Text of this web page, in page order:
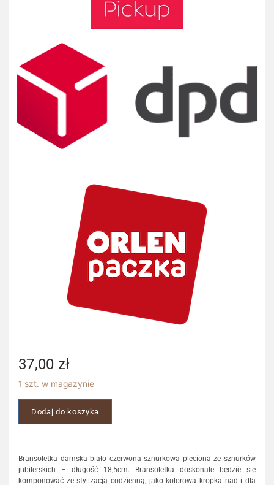
37,00 zł
1 szt. w magazynie
Dodaj do koszyka
Bransoletka damska biało czerwona sznurkowa pleciona ze sznurków
jubilerskich – długość 18,5cm. Bransoletka doskonale będzie się
komponować ze stylizacją codzienną, jako kolorowa kropka nad i dla